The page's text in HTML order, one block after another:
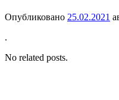
Опубликовано 25.02.2021
.
No related posts.